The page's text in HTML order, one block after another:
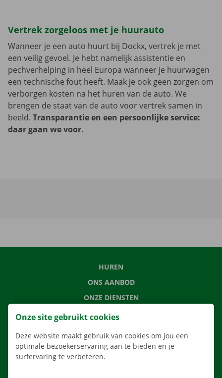
Vertrek zorgeloos met je huurauto
Wanneer je een auto huurt bij Dockx, vertrek je met
een veilig gevoel. Je hebt namelijk assistentie en
pechverhelping in heel Europa wanneer je huurwagen
een technische fout heeft. Maak je ook geen zorgen om
verborgen kosten na het huren van de auto. We
brengen de staat van de auto voor vertrek samen in
beeld. Transparantie en een persoonlijke service:
daar gaan we voor.
HUREN
ONS AANBOD
ONZE DIENSTEN
LOCATIES
VERHUISOPLOSSINGEN
Onze site gebruikt cookies
Deze website maakt gebruik van cookies om jou een
optimale bezoekerservaring aan te bieden en je
surfervaring te verbeteren.